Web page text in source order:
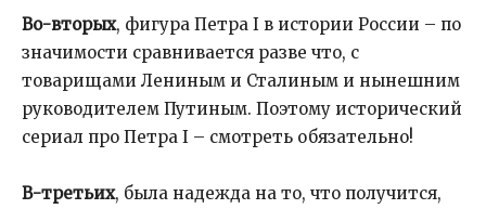
Во-вторых, фигура Петра I в истории России – по
значимости сравнивается разве что, с
товарищами Лениным и Сталиным и нынешним
руководителем Путиным. Поэтому исторический
сериал про Петра I – смотреть обязательно!
В-третьих, была надежда на то, что получится,